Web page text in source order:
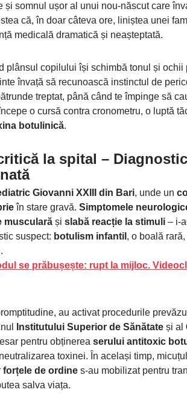
și somnul ușor al unui nou-născut care
că, în doar câteva ore, liniștea unei
medicală dramatică și neașteptată.
plânsul copilului își schimbă tonul și ochii
învață să recunoască instinctul de
treptat, până când te împinge să
o cursă contra cronometru, o luptă
botulinică.
la spital –
Giovanni XXIII din Bari, unde un
în stare gravă. Simptomele
musculară și slabă reacție la stimuli – i-
suspect: botulism infantil , o boală
se prăbușește: rupt la mijloc.
au activat procedurile
Institutului Superior de Sănătate și al
pentru obținerea serului antitoxic
toxinei. În același timp,
forțele de ordine s-au mobilizat pentru
salva viața.